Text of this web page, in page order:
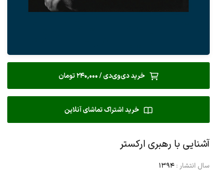
خرید دی‌وی‌دی / 240,000 تومان
خرید اشتراک تماشای آنلاین
آشنایی با رهبری ارکستر
سال انتشار : 1394